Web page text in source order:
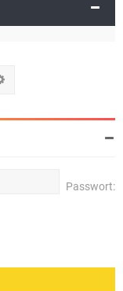
Passwort: